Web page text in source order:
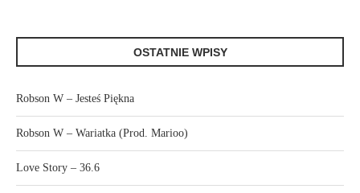
OSTATNIE WPISY
Robson W – Jesteś Piękna
Robson W – Wariatka (Prod. Marioo)
Love Story – 36.6